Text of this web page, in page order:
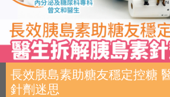
長效胰島素助糖友穩定控糖
針劑迷思